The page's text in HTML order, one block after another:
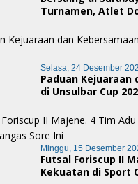
Turnamen, Atlet
Selasa, 24 Desember
Paduan Kejuaraan
di Unsulbar Cup
Minggu, 15 Desember
Futsal Foriscup II
Kekuatan di Sport